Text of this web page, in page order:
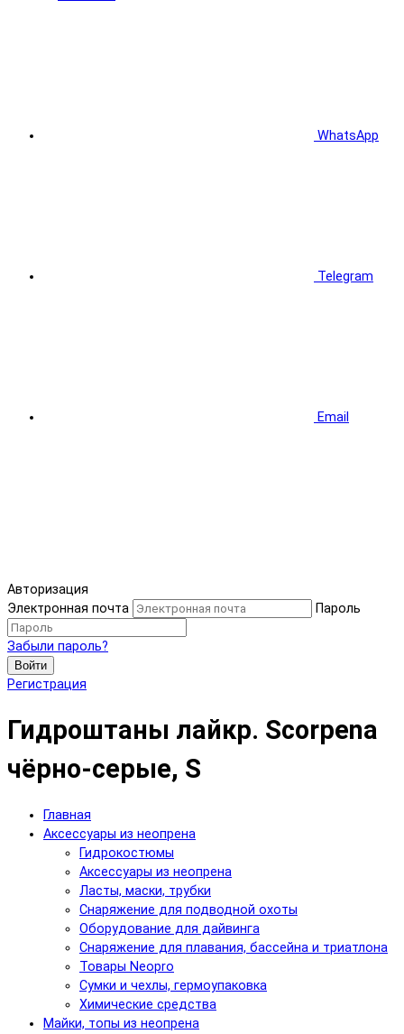
WhatsApp
Telegram
Email
Авторизация
Электронная почта
Пароль
Забыли пароль?
Войти
Регистрация
Гидроштаны лайкр. Scorpena
чёрно-серые, S
Главная
Аксессуары из неопрена
Гидрокостюмы
Аксессуары из неопрена
Ласты, маски, трубки
Снаряжение для подводной охоты
Оборудование для дайвинга
Снаряжение для плавания, бассейна и триатлона
Товары Neopro
Сумки и чехлы, гермоупаковка
Химические средства
Майки, топы из неопрена